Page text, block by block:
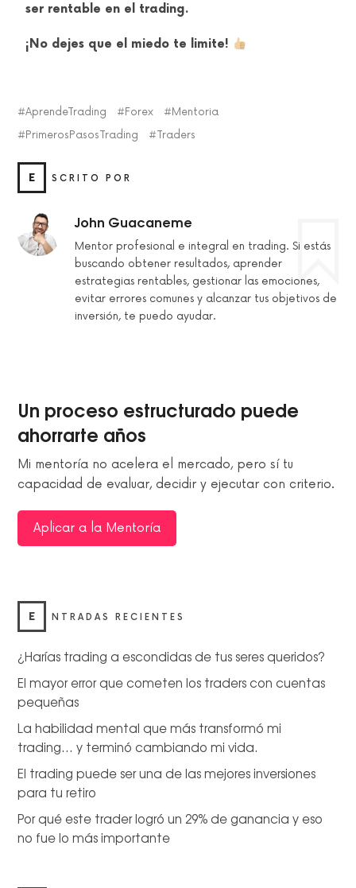
ser rentable en el trading.
¡No dejes que el miedo te limite!
AprendeTrading Forex
Mentoria
PrimerosPasosTrading
Traders
E SCRITO POR
John Guacaneme
Mentor profesional e integral en trading. Si estás
buscando obtener resultados, aprender
estrategias rentables, gestionar las emociones,
evitar errores comunes y alcanzar tus objetivos de
inversión, te puedo ayudar.
Un proceso estructurado puede
ahorrarte años
Mi mentoría no acelera el mercado, pero sí tu
capacidad de evaluar, decidir y ejecutar con criterio.
Aplicar a la Mentoría
E NTRADAS RECIENTES
¿Harías trading a escondidas de tus seres queridos?
El mayor error que cometen los traders con cuentas
pequeñas
La habilidad mental que más transformó mi
trading… y terminó cambiando mi vida.
El trading puede ser una de las mejores inversiones
para tu retiro
Por qué este trader logró un 29% de ganancia y eso
no fue lo más importante